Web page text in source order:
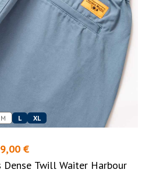
M L XL
€
Dense Twill Waiter Harbour